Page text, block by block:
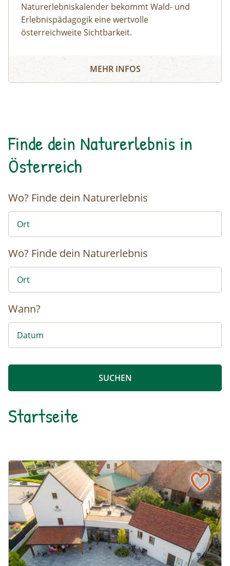
Naturerlebniskalender bekommt Wald- und
Erlebnispädagogik eine wertvolle
österreichweite Sichtbarkeit.
MEHR INFOS
Finde dein Naturerlebnis in
Österreich
Wo? Finde dein Naturerlebnis
Wo? Finde dein Naturerlebnis
Wann?
Startseite